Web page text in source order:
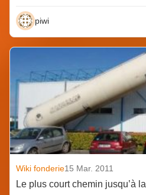
piwi
Wiki fonderie15 Mar. 2011
Le plus court chemin jusqu’à